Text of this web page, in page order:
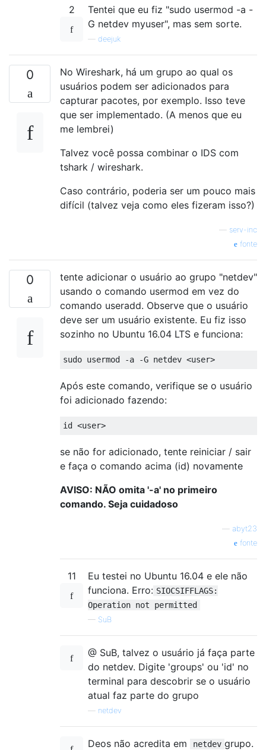
2
Tentei que eu fiz "sudo usermod -a -
G netdev myuser", mas sem sorte.
deejuk
0
No Wireshark, há um grupo ao qual os
usuários podem ser adicionados para
capturar pacotes, por exemplo. Isso teve
que ser implementado. (A menos que eu
me lembrei)
Talvez você possa combinar o IDS com
tshark / wireshark.
Caso contrário, poderia ser um pouco mais
difícil (talvez veja como eles fizeram isso?)
serv-inc
fonte
0
tente adicionar o usuário ao grupo "netdev"
usando o comando usermod em vez do
comando useradd. Observe que o usuário
deve ser um usuário existente. Eu fiz isso
sozinho no Ubuntu 16.04 LTS e funciona:
Após este comando, verifique se o usuário
foi adicionado fazendo:
se não for adicionado, tente reiniciar / sair
e faça o comando acima (id) novamente
AVISO: NÃO omita '-a' no primeiro
comando. Seja cuidadoso
abyt23
fonte
11
Eu testei no Ubuntu 16.04 e ele não
funciona. Erro: SIOCSIFFLAGS:
Operation not permitted
— SuB
@ SuB, talvez o usuário já faça parte
do netdev. Digite 'groups' ou 'id' no
terminal para descobrir se o usuário
atual faz parte do grupo
netdev
Deos não acredita em netdev grupo.